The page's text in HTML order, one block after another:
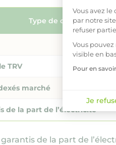
Vous avez
par notre
refuser
Vous
visible en
Pour en
Je
Type de contrat
TRV
marché
de la part de l’électricité
de la part de